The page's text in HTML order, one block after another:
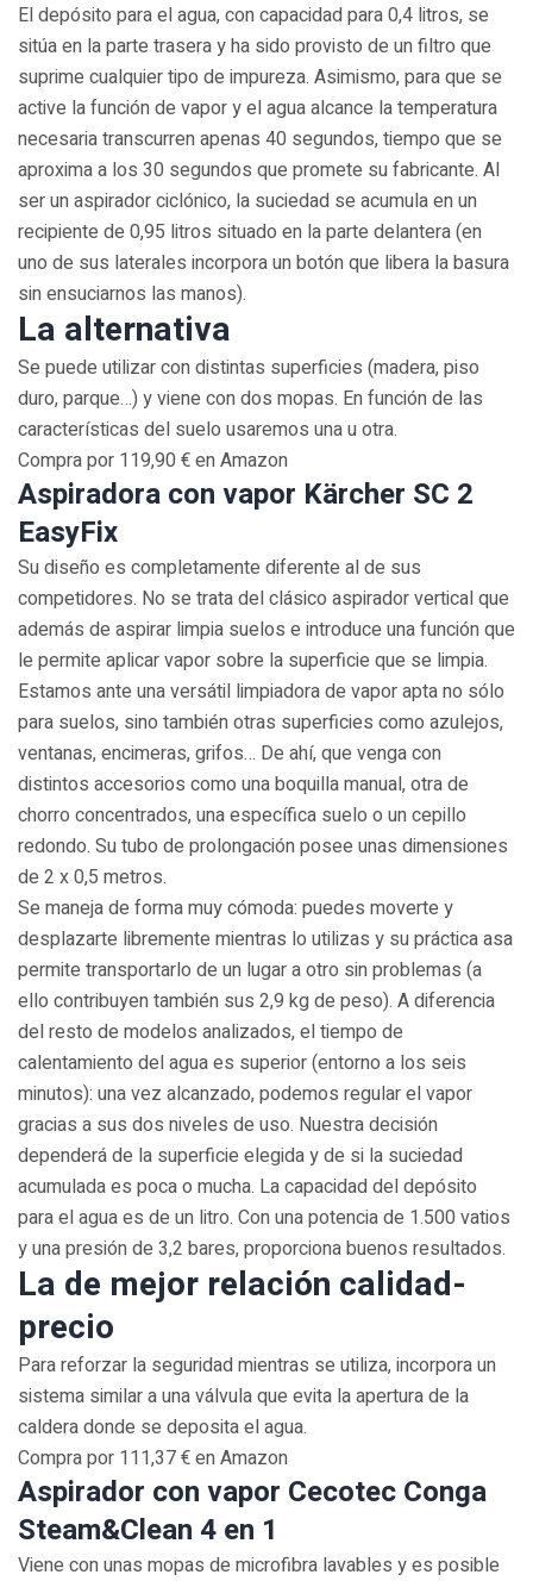
El depósito para el agua, con capacidad para 0,4 litros, se
sitúa en la parte trasera y ha sido provisto de un filtro que
suprime cualquier tipo de impureza. Asimismo, para que se
active la función de vapor y el agua alcance la temperatura
necesaria transcurren apenas 40 segundos, tiempo que se
aproxima a los 30 segundos que promete su fabricante. Al
ser un aspirador ciclónico, la suciedad se acumula en un
recipiente de 0,95 litros situado en la parte delantera (en
uno de sus laterales incorpora un botón que libera la basura
sin ensuciarnos las manos).
La alternativa
Se puede utilizar con distintas superficies (madera, piso
duro, parque…) y viene con dos mopas. En función de las
características del suelo usaremos una u otra.
Compra por 119,90 € en Amazon
Aspiradora con vapor Kärcher SC 2
EasyFix
Su diseño es completamente diferente al de sus
competidores. No se trata del clásico aspirador vertical que
además de aspirar limpia suelos e introduce una función que
le permite aplicar vapor sobre la superficie que se limpia.
Estamos ante una versátil limpiadora de vapor apta no sólo
para suelos, sino también otras superficies como azulejos,
ventanas, encimeras, grifos… De ahí, que venga con
distintos accesorios como una boquilla manual, otra de
chorro concentrados, una específica suelo o un cepillo
redondo. Su tubo de prolongación posee unas dimensiones
de 2 x 0,5 metros.
Se maneja de forma muy cómoda: puedes moverte y
desplazarte libremente mientras lo utilizas y su práctica asa
permite transportarlo de un lugar a otro sin problemas (a
ello contribuyen también sus 2,9 kg de peso). A diferencia
del resto de modelos analizados, el tiempo de
calentamiento del agua es superior (entorno a los seis
minutos): una vez alcanzado, podemos regular el vapor
gracias a sus dos niveles de uso. Nuestra decisión
dependerá de la superficie elegida y de si la suciedad
acumulada es poca o mucha. La capacidad del depósito
para el agua es de un litro. Con una potencia de 1.500 vatios
y una presión de 3,2 bares, proporciona buenos resultados.
La de mejor relación calidad-
precio
Para reforzar la seguridad mientras se utiliza, incorpora un
sistema similar a una válvula que evita la apertura de la
caldera donde se deposita el agua.
Compra por 111,37 € en Amazon
Aspirador con vapor Cecotec Conga
Steam&Clean 4 en 1
Viene con unas mopas de microfibra lavables y es posible